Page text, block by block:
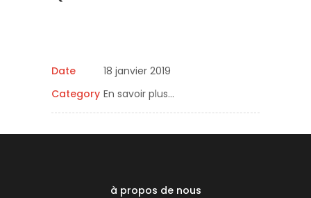
Date
18 janvier 2019
Category En savoir plus…
à propos de nous